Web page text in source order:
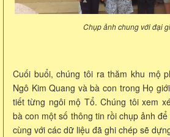
Chụp ảnh chung với đại
Cuối buổi, chúng tôi ra thăm khu mộ
Ngô Kim Quang và bà con trong Họ
tiết từng ngôi mộ Tổ. Chúng tôi xem
bà con một số thông tin rồi chụp ảnh
cùng với các dữ liệu đã ghi chép sẽ